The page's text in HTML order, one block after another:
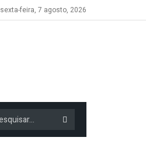
sexta-feira, 7 agosto, 2026